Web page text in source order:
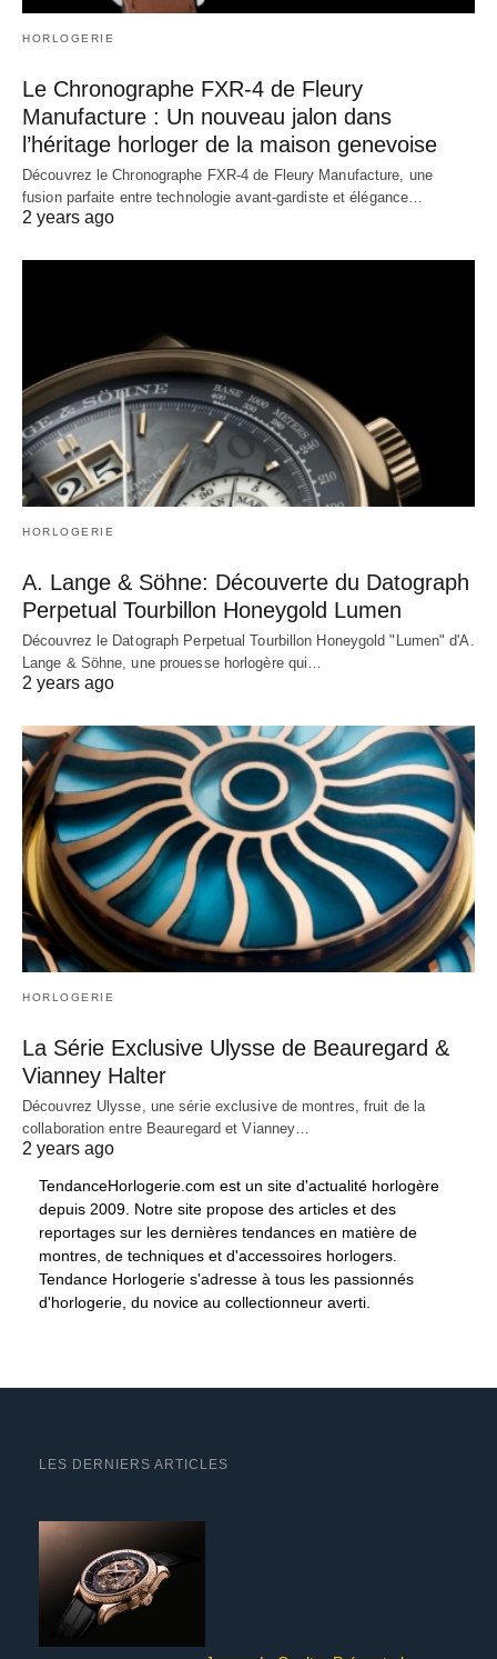
HORLOGERIE
Le Chronographe FXR-4 de Fleury
Manufacture : Un nouveau jalon dans
l’héritage horloger de la maison genevoise
Découvrez le Chronographe FXR-4 de Fleury Manufacture, une
fusion parfaite entre technologie avant-gardiste et élégance…
2 years ago
HORLOGERIE
A. Lange & Söhne: Découverte du Datograph
Perpetual Tourbillon Honeygold Lumen
Découvrez le Datograph Perpetual Tourbillon Honeygold "Lumen" d'A.
Lange & Söhne, une prouesse horlogère qui…
2 years ago
HORLOGERIE
La Série Exclusive Ulysse de Beauregard &
Vianney Halter
Découvrez Ulysse, une série exclusive de montres, fruit de la
collaboration entre Beauregard et Vianney…
2 years ago
TendanceHorlogerie.com est un site d'actualité horlogère
depuis 2009. Notre site propose des articles et des
reportages sur les dernières tendances en matière de
montres, de techniques et d'accessoires horlogers.
Tendance Horlogerie s'adresse à tous les passionnés
d'horlogerie, du novice au collectionneur averti.
LES DERNIERS ARTICLES